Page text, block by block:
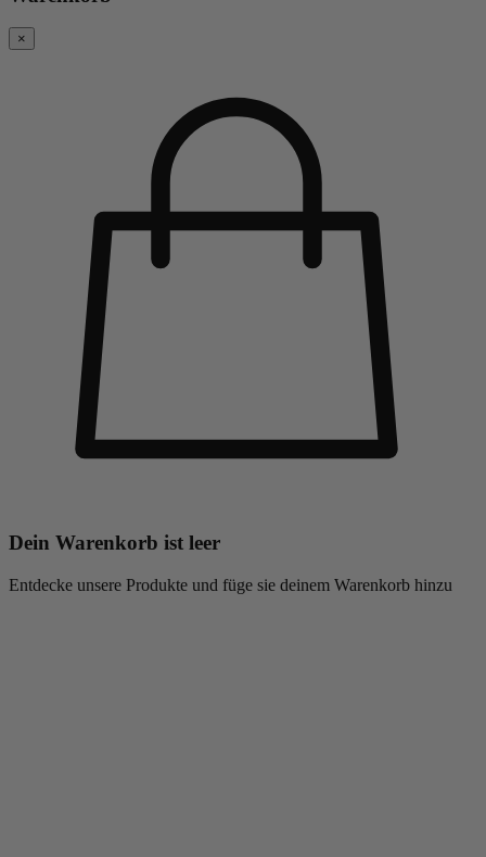
×
Dein Warenkorb ist leer
Entdecke unsere Produkte und füge sie deinem Warenkorb hinzu